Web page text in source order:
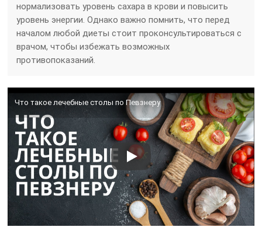
нормализовать уровень сахара в крови и повысить
уровень энергии. Однако важно помнить, что перед
началом любой диеты стоит проконсультироваться с
врачом, чтобы избежать возможных
противопоказаний.
Что такое лечебные столы по Певзнеру